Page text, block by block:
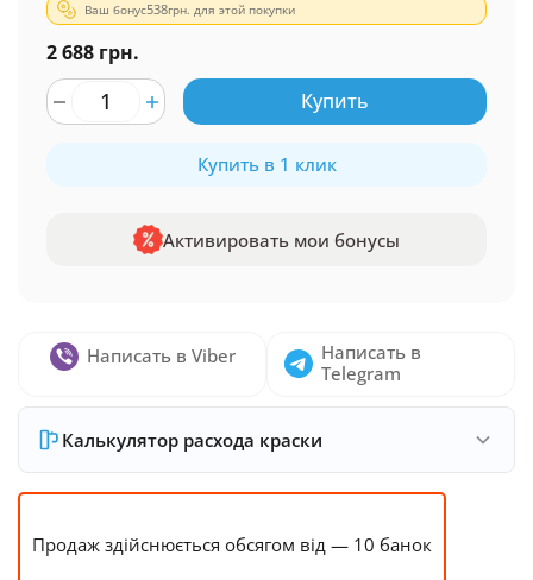
Ваш бонус538грн. для этой покупки
2 688 грн.
Купить
Купить в 1 клик
Активировать мои бонусы
Написать в Viber
Написать в
Telegram
Калькулятор расхода краски
Продаж здійснюється обсягом від — 10 банок